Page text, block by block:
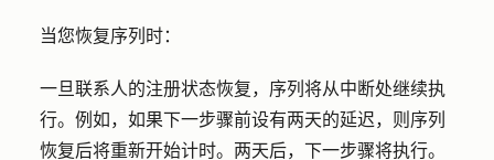
当您恢复序列时：
一旦联系人的注册状态恢复，序列将从中断处继续执
行。例如，如果下一步骤前设有两天的延迟，则序列
恢复后将重新开始计时。两天后，下一步骤将执行。